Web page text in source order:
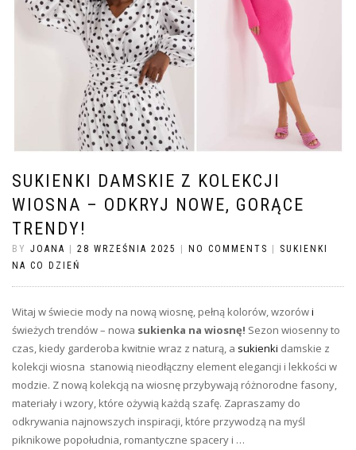
SUKIENKI DAMSKIE Z KOLEKCJI
WIOSNA – ODKRYJ NOWE, GORĄCE
TRENDY!
BY JOANA 28 WRZEŚNIA 2025 NO COMMENTS
SUKIENKI
NA CO DZIEŃ
Witaj w świecie mody na nową wiosnę, pełną kolorów, wzorówi
świeżych trendów – nowa sukienka na wiosnę! Sezon wiosenny to
czas, kiedy garderoba kwitnie wraz z naturą, a sukienki damskie z
kolekcji wiosna stanowią nieodłączny element elegancji i lekkości w
modzie. Z nową kolekcją na wiosnę przybywają różnorodne fasony,
materiały i wzory, które ożywią każdą szafę. Zapraszamy do
odkrywania najnowszych inspiracji, które przywodzą na myśl
piknikowe popołudnia, romantyczne spacery i …